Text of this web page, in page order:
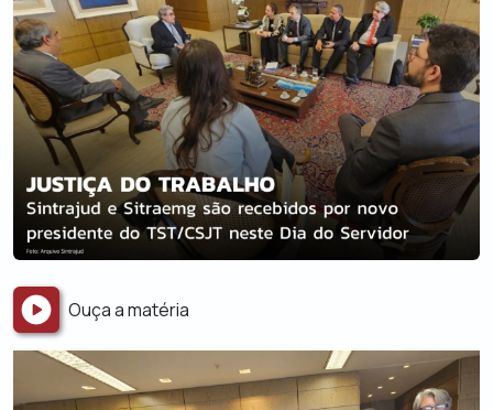
Ouça a matéria